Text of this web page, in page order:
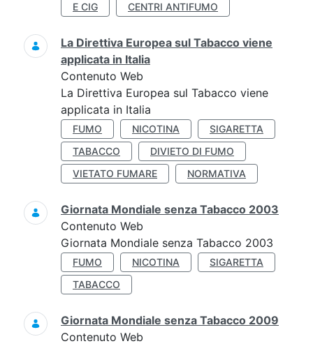
E CIG
CENTRI ANTIFUMO
La Direttiva Europea sul Tabacco viene
applicata in Italia
Contenuto Web
La Direttiva Europea sul Tabacco viene
applicata in Italia
FUMO NICOTINA
SIGARETTA
TABACCO
DIVIETO DI FUMO
VIETATO FUMARE
NORMATIVA
Giornata Mondiale senza Tabacco 2003
Contenuto Web
Giornata Mondiale senza Tabacco 2003
FUMO NICOTINA
SIGARETTA
TABACCO
Giornata Mondiale senza Tabacco 2009
Contenuto Web